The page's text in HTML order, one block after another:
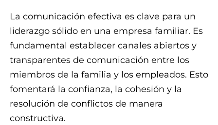
La comunicación efectiva es clave para un
liderazgo sólido en una empresa familiar. Es
fundamental establecer canales abiertos y
transparentes de comunicación entre los
miembros de la familia y los empleados. Esto
fomentará la confianza, la cohesión y la
resolución de conflictos de manera
constructiva.